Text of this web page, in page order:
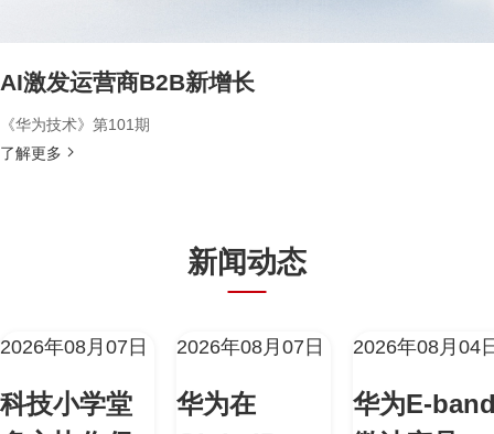
AI激发运营商B2B新增长
《华为技术》第101期
了解更多
新闻动态
2026年08月07日
科技小学堂
2026年08月07日
华为在
2026年08月04
华为E-